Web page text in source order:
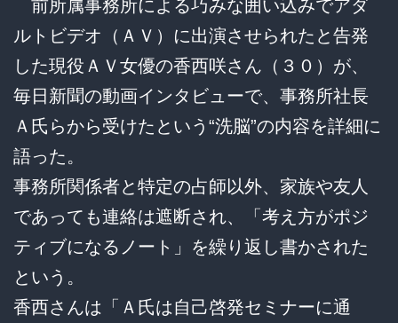
前所属事務所による巧みな囲い込みでアダ
ルトビデオ（ＡＶ）に出演させられたと告発
した現役ＡＶ女優の香西咲さん（３０）が、
毎日新聞の動画インタビューで、事務所社長
Ａ氏らから受けたという“洗脳”の内容を詳細に
語った。
事務所関係者と特定の占師以外、家族や友人
であっても連絡は遮断され、「考え方がポジ
ティブになるノート」を繰り返し書かされた
という。
香西さんは「Ａ氏は自己啓発セミナーに通